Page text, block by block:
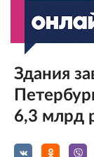
Здания
6,3 млрд